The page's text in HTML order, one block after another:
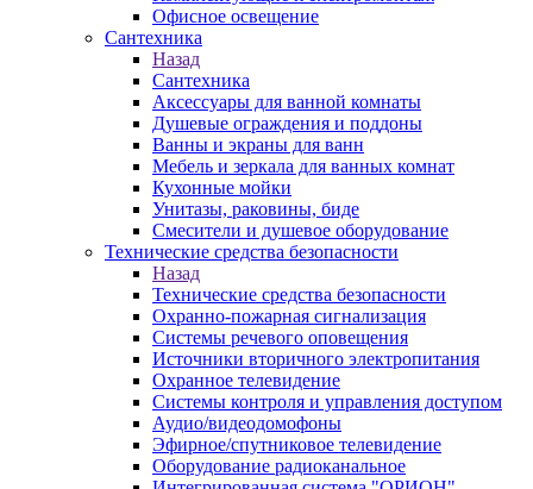
Офисное освещение
Сантехника
Назад
Сантехника
Аксессуары для ванной комнаты
Душевые ограждения и поддоны
Ванны и экраны для ванн
Мебель и зеркала для ванных комнат
Кухонные мойки
Унитазы, раковины, биде
Смесители и душевое оборудование
Технические средства безопасности
Назад
Технические средства безопасности
Охранно-пожарная сигнализация
Системы речевого оповещения
Источники вторичного электропитания
Охранное телевидение
Системы контроля и управления доступом
Аудио/видеодомофоны
Эфирное/спутниковое телевидение
Оборудование радиоканальное